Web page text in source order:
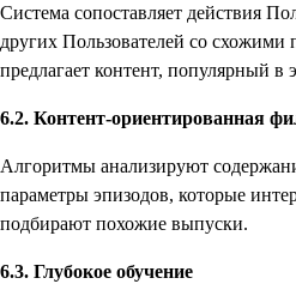
Система сопоставляет действия
других Пользователей со схожими
предлагает контент, популярный в
6.2. Контент-ориентированная
Алгоритмы анализируют
параметры эпизодов, которые
подбирают похожие выпуски.
6.3. Глубокое обучение